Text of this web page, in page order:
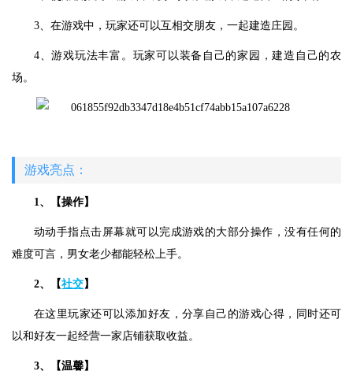
3、在游戏中，玩家还可以互相交朋友，一起建造庄园。
4、游戏玩法丰富。玩家可以装备自己的家园，建造自己的农
场。
游戏亮点：
1、【操作】
动动手指点击屏幕就可以完成游戏的大部分操作，没有任何的
难度可言，男女老少都能轻松上手。
2、【社交】
在这里玩家还可以添加好友，分享自己的游戏心得，同时还可
以和好友一起经营一家店铺获取收益。
3、【温馨】